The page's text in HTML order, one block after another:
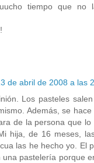
tiempo que no
de abril de 2008 a las
Los pasteles
Además, se
de la persona que
hija, de 16 meses,
las he hecho yo. El
una pastelería porque